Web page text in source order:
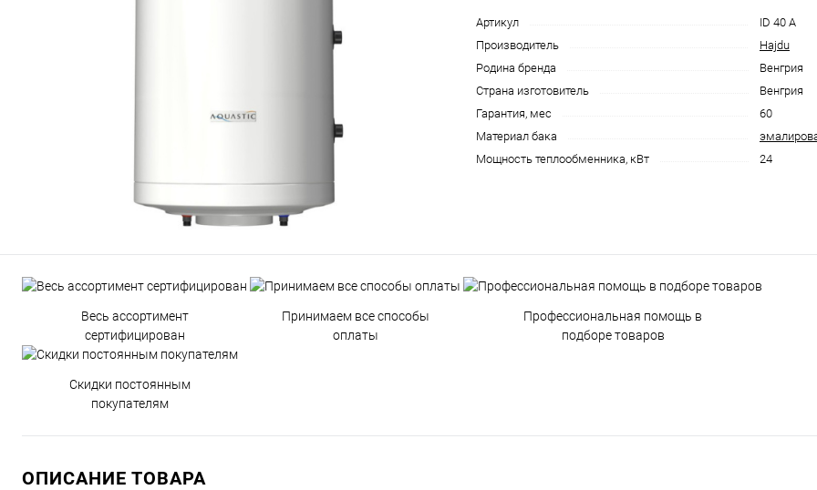
Артикул
ID 40 A
Производитель
Hajdu
Родина бренда
Венгрия
Страна изготовитель
Венгрия
Гарантия, мес
60
Материал бака
Мощность теплообменника, кВт
24
Весь ассортимент
сертифицирован
Принимаем все способы
оплаты
Профессиональная помощь в
подборе товаров
Скидки постоянным
покупателям
ОПИСАНИЕ ТОВАРА